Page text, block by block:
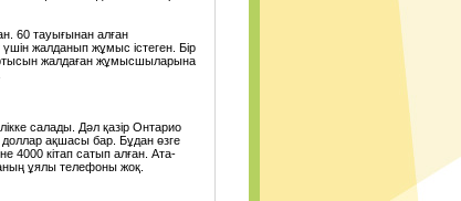
0
0
60 тауығынан алған
жалданып жұмыс істеген. Бір
жалдаған жұмысшыларына
салады. Дәл қазір Онтарио
ақшасы бар. Бұдан өзге
4000 кітап сатып алған. Ата-
ұялы телефоны жоқ.